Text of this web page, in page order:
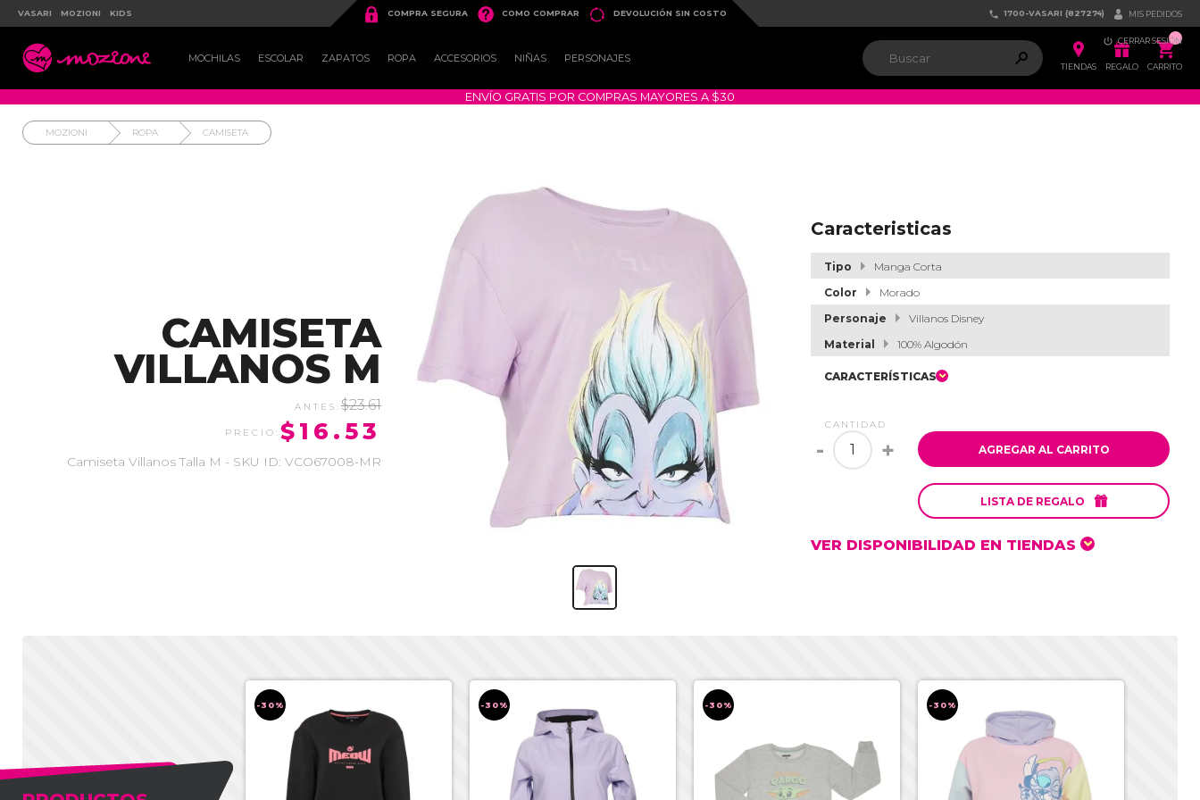
VASARI MOZIONI KIDS  COMPRA SEGURA  COMO COMPRAR  DEVOLUCIÓN SIN COSTO  1700-VASARI (827274)  MIS PEDIDOS
 CERRAR SESIÓN
 MOCHILAS ESCOLAR ZAPATOS ROPA ACCESORIOS NIÑAS PERSONAJES  
TIENDAS

REGALO
ຐ
CARRITO
ENVÍO GRATIS POR COMPRAS MAYORES A $30
MOZIONI ROPA CAMISETA
CAMISETA
VILLANOS M
$23.61
$16.53
Camiseta Villanos Talla M - SKU ID: VCO67008-MR
Caracteristicas
Tipo
Manga Corta
Color
Morado
Personaje
Villanos Disney
Material
100% Algodón
CARACTERÍSTICAS
CANTIDAD
- + AGREGAR AL CARRITO
LISTA DE REGALO 
VER DISPONIBILIDAD EN TIENDAS
-30% -30% -30% -30%